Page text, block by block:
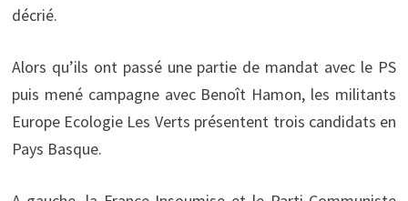
décrié.
Alors qu’ils ont passé une partie de mandat avec le PS
puis mené campagne avec Benoît Hamon, les militants
Europe Ecologie Les Verts présentent trois candidats en
Pays Basque.